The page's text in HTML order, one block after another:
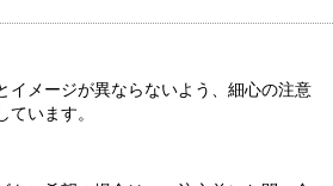
イメージが異ならないよう、細心の注意
います。